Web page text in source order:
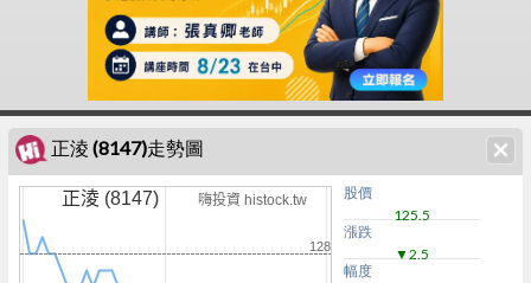
正淩 (8147)走勢圖
正淩 (8147) 嗨投資 histock.tw
128
股價
125.5
漲跌
▼2.5
幅度